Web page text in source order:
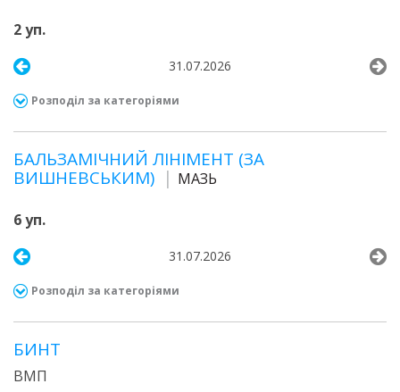
2 уп.
31.07.2026
Розподіл за категоріями
БАЛЬЗАМІЧНИЙ ЛІНІМЕНТ (ЗА
ВИШНЕВСЬКИМ)
МАЗЬ
6 уп.
31.07.2026
Розподіл за категоріями
БИНТ
ВМП